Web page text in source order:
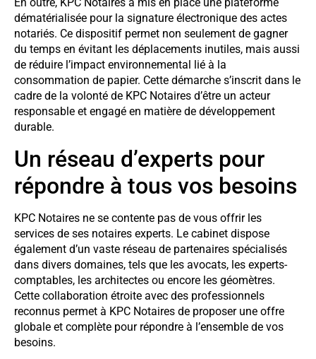
En outre, KPC Notaires a mis en place une plateforme
dématérialisée pour la signature électronique des actes
notariés. Ce dispositif permet non seulement de gagner
du temps en évitant les déplacements inutiles, mais aussi
de réduire l’impact environnemental lié à la
consommation de papier. Cette démarche s’inscrit dans le
cadre de la volonté de KPC Notaires d’être un acteur
responsable et engagé en matière de développement
durable.
Un réseau d’experts pour
répondre à tous vos besoins
KPC Notaires ne se contente pas de vous offrir les
services de ses notaires experts. Le cabinet dispose
également d’un vaste réseau de partenaires spécialisés
dans divers domaines, tels que les avocats, les experts-
comptables, les architectes ou encore les géomètres.
Cette collaboration étroite avec des professionnels
reconnus permet à KPC Notaires de proposer une offre
globale et complète pour répondre à l’ensemble de vos
besoins.